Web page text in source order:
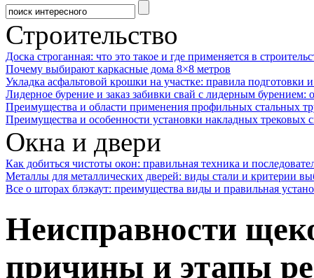
Строительство
Доска строганная: что это такое и где применяется в
Почему выбирают каркасные дома 8×8 метров
Укладка асфальтовой крошки на участке: правила подготовки
Лидерное бурение и заказ забивки свай с лидерным бурением:
Преимущества и области применения профильных стальных
Преимущества и особенности установки накладных трековых
Окна и двери
Как добиться чистоты окон: правильная техника и
Металлы для металлических дверей: виды стали и критерии
Все о шторах блэкаут: преимущества виды и правильная
Неисправности
причины и этапы